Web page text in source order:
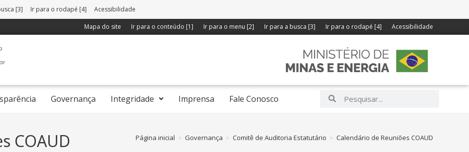
[3] Ir para o rodapé [4] Acessibilidade
Mapa do site Ir para o conteúdo [1] Ir para o menu [2] Ir para a busca [3] Ir para o rodapé [4] Acessibilidade
Governança Integridade Imprensa Fale Conosco
COAUD Página inicial > Governança > Comitê de Auditoria Estatutário > Calendário de Reuniões COAUD